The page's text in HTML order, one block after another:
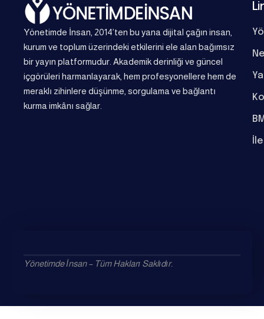
Yönetimde İnsan, 2014’ten bu yana dijital çağın insan,
kurum ve toplum üzerindeki etkilerini ele alan bağımsız
bir yayın platformudur. Akademik derinliği ve güncel
içgörüleri harmanlayarak, hem profesyonellere hem de
meraklı zihinlere düşünme, sorgulama ve bağlantı
kurma imkânı sağlar.
Yönetimde İnsan – Tüm Hakları Saklıdır.